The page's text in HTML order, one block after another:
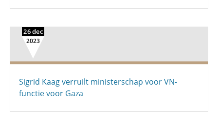
26 dec
2023
Sigrid Kaag verruilt ministerschap voor VN-
functie voor Gaza